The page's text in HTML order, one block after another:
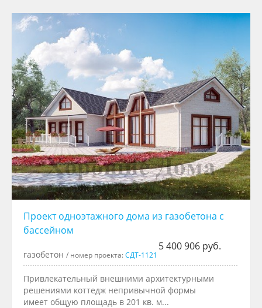
Проект одноэтажного дома из газобетона с
бассейном
5 400 906 руб.
газобетон / номер проекта:СДТ-1121
Привлекательный внешними архитектурными
решениями коттедж непривычной формы
имеет общую площадь в 201 кв. м...